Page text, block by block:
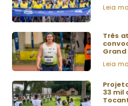
Leia
Três
Grand
Leia
33 mil